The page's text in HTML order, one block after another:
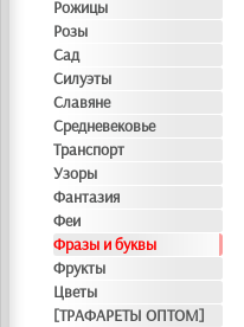
Рожицы
Розы
Сад
Силуэты
Славяне
Средневековье
Транспорт
Узоры
Фантазия
Феи
Фразы и буквы
Фрукты
Цветы
[ТРАФАРЕТЫ ОПТОМ]